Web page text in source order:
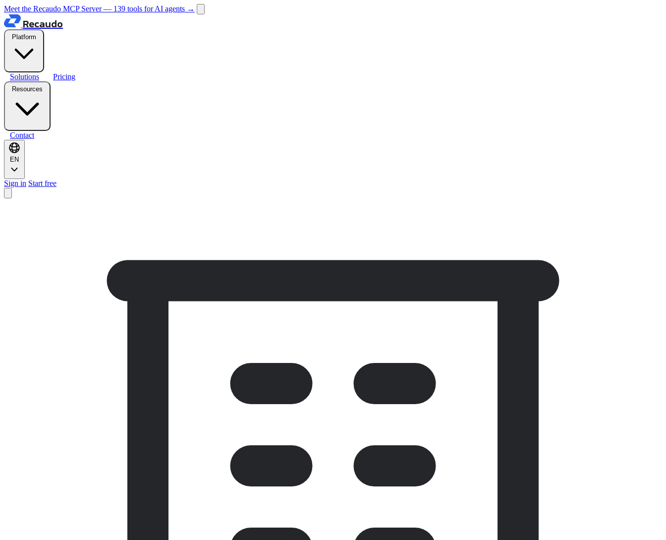
Meet the Recaudo MCP Server — 139 tools for AI agents →
Recaudo
Platform
Solutions Pricing
Resources
Contact
EN
Sign in Start free